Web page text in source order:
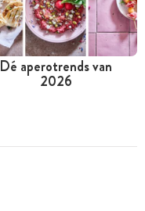
Dé aperotrends van
2026